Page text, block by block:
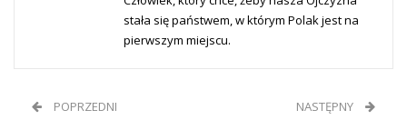
stała się państwem, w którym Polak jest na
pierwszym miejscu.
POPRZEDNI NASTĘPNY